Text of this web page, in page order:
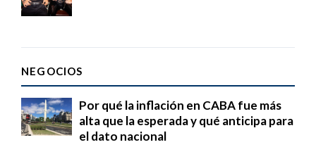
NEGOCIOS
Por qué la inflación en CABA fue más
alta que la esperada y qué anticipa para
el dato nacional